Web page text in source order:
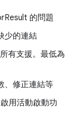
的問題
少的連結
有支援。最低為
、修正連結等
用活動啟動功